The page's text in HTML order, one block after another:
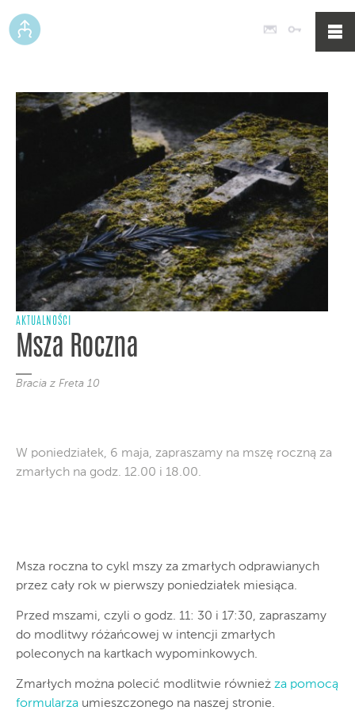
Poczta
AKTUALNOŚCI
Msza Roczna
Bracia z Freta 10
W poniedziałek, 6 maja, zapraszamy na mszę roczną za
zmarłych na godz. 12.00 i 18.00.
Msza roczna to cykl mszy za zmarłych odprawianych
przez cały rok w pierwszy poniedziałek miesiąca.
Przed mszami, czyli o godz. 11: 30 i 17:30, zapraszamy
do modlitwy różańcowej w intencji zmarłych
poleconych na kartkach wypominkowych.
Zmarłych można polecić modlitwie również za pomocą
formularza umieszczonego na naszej stronie.